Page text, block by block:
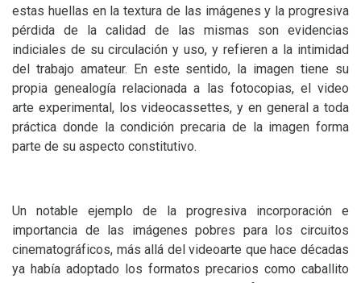
estas huellas en la textura de las imágenes y la progresiva
pérdida de la calidad de las mismas son evidencias
indiciales de su circulación y uso, y refieren a la intimidad
del trabajo amateur. En este sentido, la imagen tiene su
propia genealogía relacionada a las fotocopias, el video
arte experimental, los videocassettes, y en general a toda
práctica donde la condición precaria de la imagen forma
parte de su aspecto constitutivo.
Un notable ejemplo de la progresiva incorporación e
importancia de las imágenes pobres para los circuitos
cinematográficos, más allá del videoarte que hace décadas
ya había adoptado los formatos precarios como caballito